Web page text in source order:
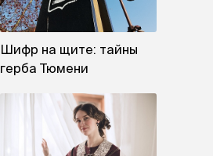
Шифр на щите: тайны
герба Тюмени